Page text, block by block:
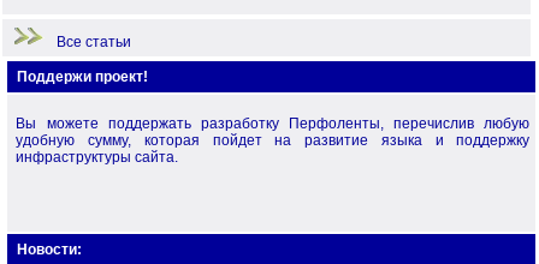
Все статьи
Поддержи проект!
Вы можете поддержать разработку Перфоленты, перечислив любую
удобную сумму, которая пойдет на развитие языка и поддержку
инфраструктуры сайта.
Новости: